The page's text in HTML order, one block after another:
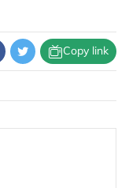
Copy link